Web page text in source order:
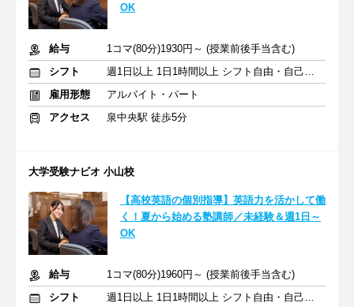
OK
給与
1コマ(80分)1930円～ (授業前後手当含む)
シフト
週1日以上 1日1時間以上 シフト自由・自己申告
雇用形態
アルバイト・パート
アクセス
泉中央駅 徒歩5分
大学受験ナビオ 小山校
【高校英語の個別指導】英語力を活かして働
く！夏から始める塾講師／未経験＆週1日～
OK
給与
1コマ(80分)1960円～ (授業前後手当含む)
シフト
週1日以上 1日1時間以上 シフト自由・自己申告